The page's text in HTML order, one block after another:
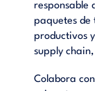
responsable
paquetes
productivos
supply
Colabora